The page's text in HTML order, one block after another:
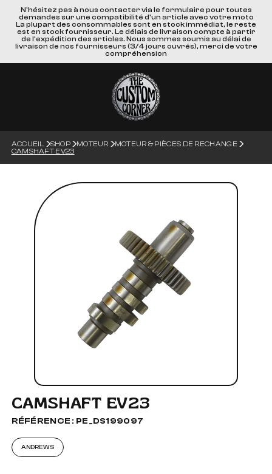
N'hésitez pas à nous contacter via le formulaire pour toutes
demandes sur une compatibilité d'un article avec votre moto
La plupart des consommables sont en stock immédiat, le reste
est en stock fournisseur. Le délais de livraison compte à partir
de l'expédition des articles. Nous sommes soumis au délai de
livraison de nos fournisseurs (3/4 jours ouvrés), merci de votre
compréhension
ACCUEIL SHOP MOTEUR
MOTEUR & PIÈCES DE RECHANGE
CAMSHAFT EV23
CAMSHAFT EV23
RÉFÉRENCE : PE_DS199097
ANDREWS